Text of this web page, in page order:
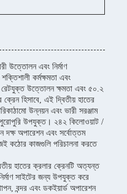
উত্তোলন এবং নির্মাণ
কর্মক্ষমতা এবং
রেটযুক্ত উত্তোলন ক্ষমতা এবং ৫০.২
হিসাবে, এই দ্বিতীয় হাতের
উন্নয়ন এবং ভারী সরঞ্জাম
পুরোপুরি উপযুক্ত। ২৪২ কিলোওয়াট /
দক্ষ অপারেশন এবং সর্বোত্তম
কঠোর কাজগুলি পরিচালনা করতে
হাতের ক্রলার ক্রেনটি অত্যন্ত
সাইটের জন্য উপযুক্ত করে
বন্দর এবং ডকইয়ার্ড অপারেশন